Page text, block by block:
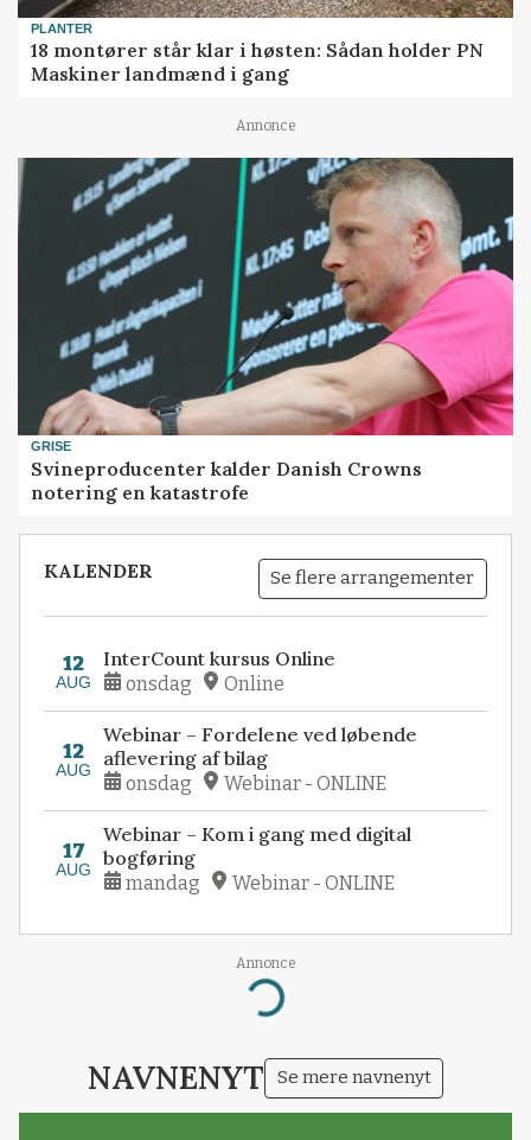
PLANTER
18 montører står klar i høsten: Sådan holder PN
Maskiner landmænd i gang
Annonce
GRISE
Svineproducenter kalder Danish Crowns
notering en katastrofe
KALENDER Se flere arrangementer
12
AUG
InterCount kursus Online
onsdag Online
12
AUG
Webinar – Fordelene ved løbende
aflevering af bilag
onsdag Webinar - ONLINE
17
AUG
Webinar – Kom i gang med digital
bogføring
mandag Webinar - ONLINE
Annonce
Loading...
NAVNENYT Se mere navnenyt